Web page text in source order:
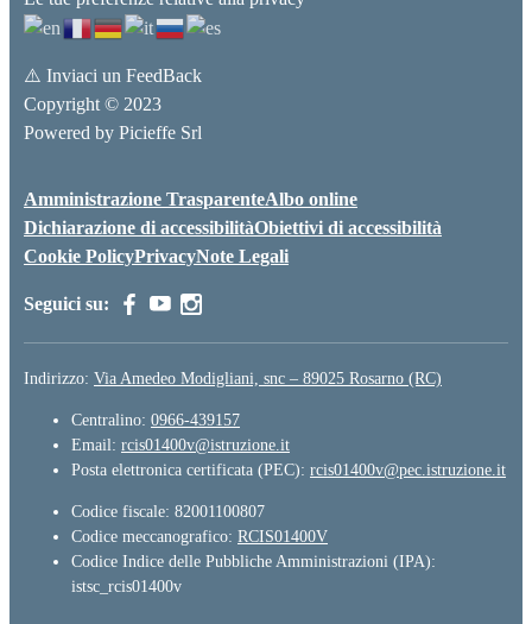
⚠️ Inviaci un FeedBack
Copyright © 2023
Powered by Picieffe Srl
Amministrazione TrasparenteAlbo online
Dichiarazione di accessibilitàObiettivi di accessibilità
Cookie PolicyPrivacyNote Legali
Seguici su:
Indirizzo: Via Amedeo Modigliani, snc – 89025 Rosarno (RC)
Centralino: 0966-439157
Email: rcis01400v@istruzione.it
Posta elettronica certificata (PEC): rcis01400v@pec.istruzione.it
Codice fiscale: 82001100807
Codice meccanografico: RCIS01400V
Codice Indice delle Pubbliche Amministrazioni (IPA):
istsc_rcis01400v